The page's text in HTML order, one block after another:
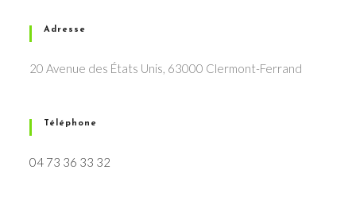
Adresse
20 Avenue des États Unis, 63000 Clermont-Ferrand
Téléphone
04 73 36 33 32